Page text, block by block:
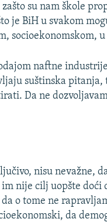
su nam škole
je BiH u svakom
socioekonomskom, u
naftne industrije
suštinska pitanja,
Da ne
nisu nevažne,
nije cilj uopšte doći
o tome ne
da